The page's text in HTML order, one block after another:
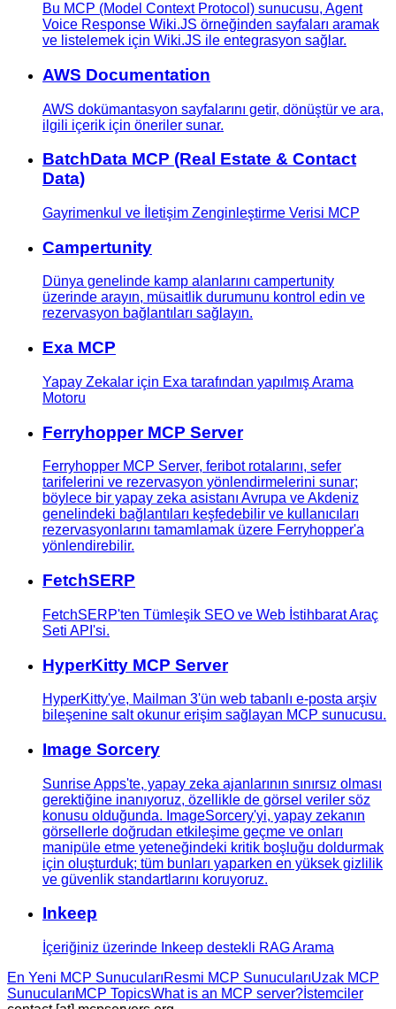
Bu MCP (Model Context Protocol) sunucusu, Agent
Voice Response Wiki.JS örneğinden sayfaları aramak
ve listelemek için Wiki.JS ile entegrasyon sağlar.
AWS Documentation
AWS dokümantasyon sayfalarını getir, dönüştür ve ara,
ilgili içerik için öneriler sunar.
BatchData MCP (Real Estate & Contact
Data)
Gayrimenkul ve İletişim Zenginleştirme Verisi MCP
Campertunity
Dünya genelinde kamp alanlarını campertunity
üzerinde arayın, müsaitlik durumunu kontrol edin ve
rezervasyon bağlantıları sağlayın.
Exa MCP
Yapay Zekalar için Exa tarafından yapılmış Arama
Motoru
Ferryhopper MCP Server
Ferryhopper MCP Server, feribot rotalarını, sefer
tarifelerini ve rezervasyon yönlendirmelerini sunar;
böylece bir yapay zeka asistanı Avrupa ve Akdeniz
genelindeki bağlantıları keşfedebilir ve kullanıcıları
rezervasyonlarını tamamlamak üzere Ferryhopper'a
yönlendirebilir.
FetchSERP
FetchSERP'ten Tümleşik SEO ve Web İstihbarat Araç
Seti API'si.
HyperKitty MCP Server
HyperKitty'ye, Mailman 3'ün web tabanlı e-posta arşiv
bileşenine salt okunur erişim sağlayan MCP sunucusu.
Image Sorcery
Sunrise Apps'te, yapay zeka ajanlarının sınırsız olması
gerektiğine inanıyoruz, özellikle de görsel veriler söz
konusu olduğunda. ImageSorcery'yi, yapay zekanın
görsellerle doğrudan etkileşime geçme ve onları
manipüle etme yeteneğindeki kritik boşluğu doldurmak
için oluşturduk; tüm bunları yaparken en yüksek gizlilik
ve güvenlik standartlarını koruyoruz.
Inkeep
İçeriğiniz üzerinde Inkeep destekli RAG Arama
En Yeni MCP SunucularıResmi MCP SunucularıUzak MCP
SunucularıMCP TopicsWhat is an MCP server? İstemciler